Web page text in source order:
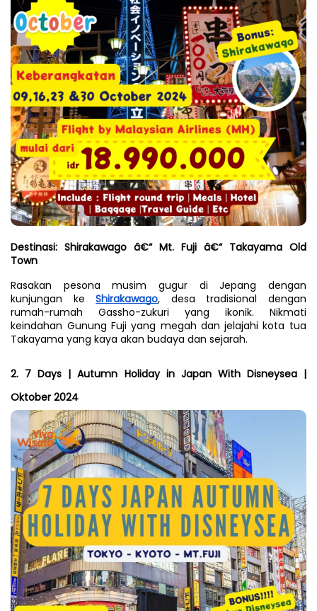
Destinasi: Shirakawago â€“ Mt. Fuji â€“ Takayama Old
Town
Rasakan pesona musim gugur di Jepang dengan
kunjungan ke Shirakawago, desa tradisional dengan
rumah-rumah Gassho-zukuri yang ikonik. Nikmati
keindahan Gunung Fuji yang megah dan jelajahi kota tua
Takayama yang kaya akan budaya dan sejarah.
2. 7 Days | Autumn Holiday in Japan With Disneysea |
Oktober 2024